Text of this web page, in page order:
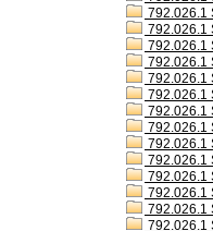
792.026.1
792.026.1
792.026.1
792.026.1
792.026.1
792.026.1
792.026.1
792.026.1
792.026.1
792.026.1
792.026.1
792.026.1
792.026.1
792.026.1